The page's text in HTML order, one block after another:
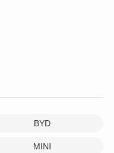
BYD
MINI